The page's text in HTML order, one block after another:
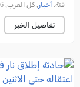
فئة: أخبار , كل العرب, 2026-08-08 00:44:21
تفاصيل الخبر